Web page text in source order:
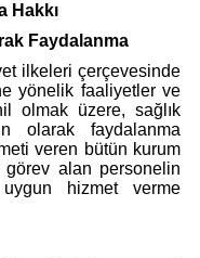
Hakkı
Faydalanma
ilkeleri çerçevesinde
yönelik faaliyetler ve
olmak üzere, sağlık
olarak faydalanma
veren bütün kurum
alan personelin
hizmet verme